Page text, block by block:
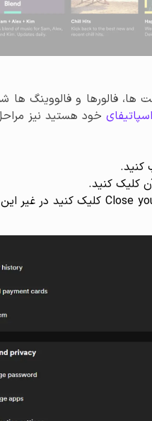
فالورها و فالووینگ ها
خود هستید نیز